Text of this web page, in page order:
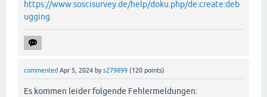
https://www.soscisurvey.de/help/doku.php/de:create:deb
ugging
commented Apr 5, 2024 bys279899 (120 points)
Es kommen leider folgende Fehlermeldungen: